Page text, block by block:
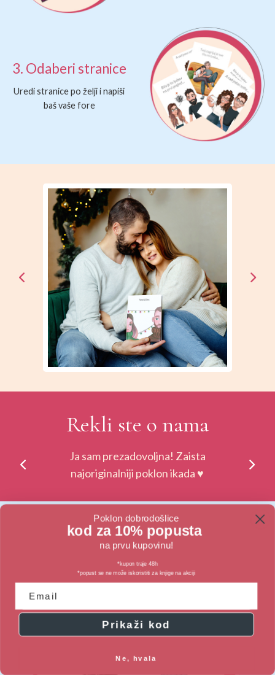
3. Odaberi stranice
Uredi stranice po želji i napiši
baš vaše fore
Rekli ste o nama
Ja sam prezadovoljna! Zaista
najoriginalniji poklon ikada ♥
Poklon dobrodošlice
kod za 10% popusta
na prvu kupovinu!
*kupon traje 48h
*popust se ne može iskoristiti za knjige na akciji
Prikaži kod
Ne, hvala